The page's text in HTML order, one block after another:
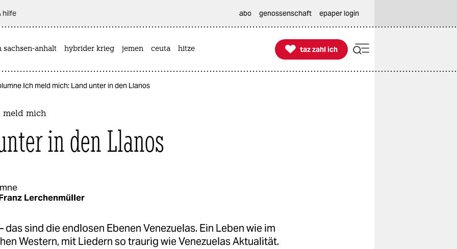
hilfe abo genossenschaft epaper login
sachsen-anhalt hybrider krieg jemen ceuta hitze 
taz zahl ich
taz zahl ich
Ich meld mich: Land unter in den Llanos
meld mich
in den Llanos
Lerchenmüller
das sind die endlosen Ebenen Venezuelas. Ein Leben wie im
Western, mit Liedern so traurig wie Venezuelas Aktualität.